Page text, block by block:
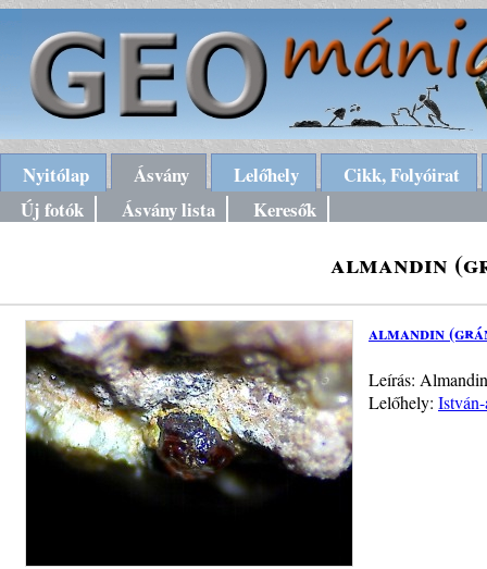
Nyitólap Ásvány Lelőhely
Cikk, Folyóirat
Új fotók
Ásvány lista Keresők
almandin
almandin
Leírás:
Lelőhely: